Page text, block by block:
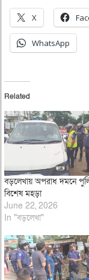
X
WhatsApp
Related
বড়লেখায় অপরাধ দমনে
বিশেষ মহড়া
June 22, 2026
In "বড়লেখা"